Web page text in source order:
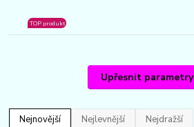
TOP produkt
Upřesnit parametry
Nejnovější Nejlevnější Nejdražší